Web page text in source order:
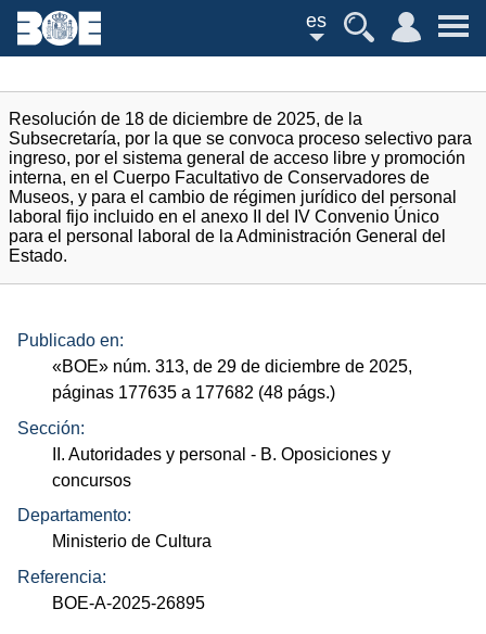
es
Resolución de 18 de diciembre de 2025, de la
Subsecretaría, por la que se convoca proceso selectivo para
ingreso, por el sistema general de acceso libre y promoción
interna, en el Cuerpo Facultativo de Conservadores de
Museos, y para el cambio de régimen jurídico del personal
laboral fijo incluido en el anexo II del IV Convenio Único
para el personal laboral de la Administración General del
Estado.
Publicado en:
«BOE» núm. 313, de 29 de diciembre de 2025,
páginas 177635 a 177682 (48 págs.)
Sección:
II. Autoridades y personal - B. Oposiciones y
concursos
Departamento:
Ministerio de Cultura
Referencia:
BOE-A-2025-26895